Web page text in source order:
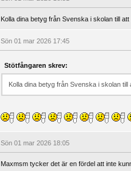
Kolla dina betyg från Svenska i skolan till
Sön 01 mar 2026 17:45
Stötfångaren skrev:
Kolla dina betyg från Svenska i skolan
Sön 01 mar 2026 18:05
Maxmsm tycker det är en fördel att inte